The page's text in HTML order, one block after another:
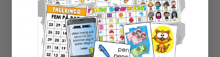
SPRÅKSPIRALEN
MATTESPIRALEN
LA OSS REGNE ØVEBØKER
ESCAPE ROOM